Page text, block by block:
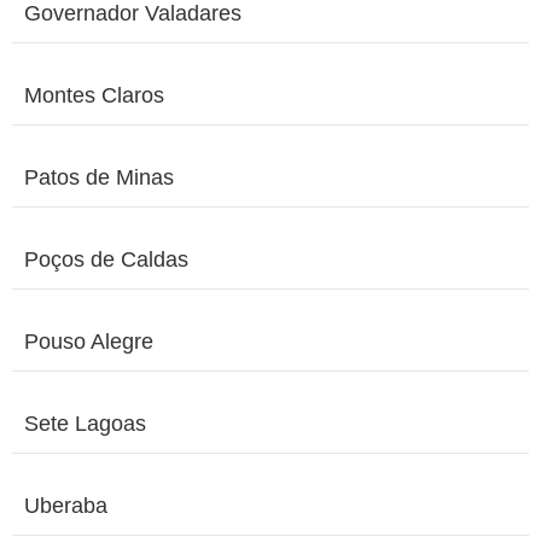
Governador Valadares
Montes Claros
Patos de Minas
Poços de Caldas
Pouso Alegre
Sete Lagoas
Uberaba